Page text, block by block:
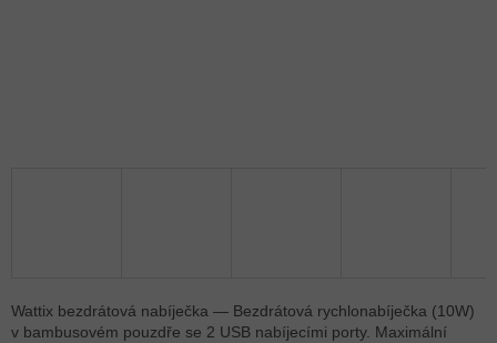
Wattix bezdrátová nabíječka — Bezdrátová rychlonabíječka (10W)
v bambusovém pouzdře se 2 USB nabíjecími porty. Maximální